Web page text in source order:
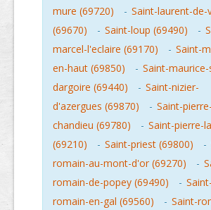
mure (69720)
- Saint-laurent-de-
(69670)
- Saint-loup (69490) -
marcel-l'eclaire (69170)
- Saint-
en-haut (69850)
- Saint-maurice-
dargoire (69440)
- Saint-nizier-
d'azergues (69870)
- Saint-
chandieu (69780)
- Saint-pierre-
(69210)
- Saint-priest (69800) -
romain-au-mont-d'or (69270)
-
romain-de-popey (69490)
- Saint-
romain-en-gal (69560)
- Saint-